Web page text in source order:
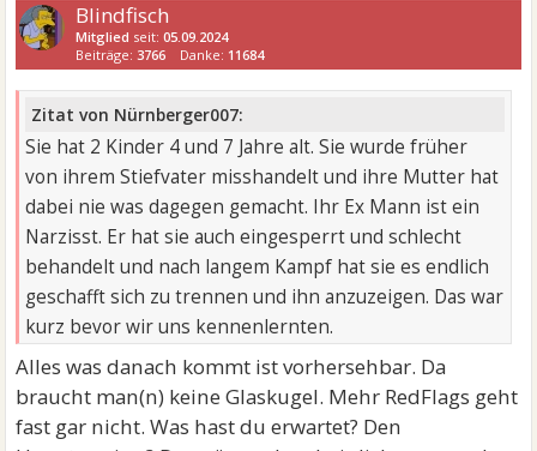
Blindfisch
Mitglied seit:05.09.2024
Beiträge:3766 Danke: 11684
Zitat von Nürnberger007:
Sie hat 2 Kinder 4 und 7 Jahre alt. Sie wurde früher
von ihrem Stiefvater misshandelt und ihre Mutter hat
dabei nie was dagegen gemacht. Ihr Ex Mann ist ein
Narzisst. Er hat sie auch eingesperrt und schlecht
behandelt und nach langem Kampf hat sie es endlich
geschafft sich zu trennen und ihn anzuzeigen. Das war
kurz bevor wir uns kennenlernten.
Alles was danach kommt ist vorhersehbar. Da
braucht man(n) keine Glaskugel. Mehr RedFlags geht
fast gar nicht. Was hast du erwartet? Den